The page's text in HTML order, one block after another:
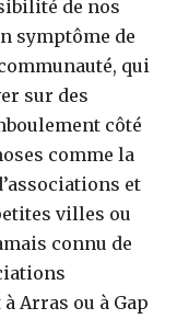
de nos
symptôme de
qui
sur des
côté
comme la
et
villes ou
connu de
Arras ou à Gap